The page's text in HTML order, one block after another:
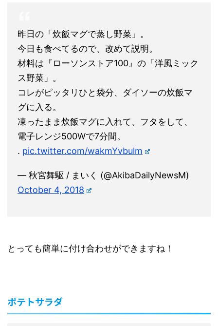
昨日の「炊飯マグで蒸し野菜」。
今日も食べてるので、改めて説明。
材料は『ローソンストア100』の「洋風ミック
ス野菜」。
コレがピッタリひと袋分、ダイソーの炊飯マ
グに入る。
凍ったまま炊飯マグに入れて、フタをして、
電子レンジ500Wで7分間。
. pic.twitter.com/wakmYvbulm
— 秋宮舞駆 / まいく (@AkibaDailyNewsM)
October 4, 2018
とっても簡単に付け合わせができますね！
ポテトサラダ